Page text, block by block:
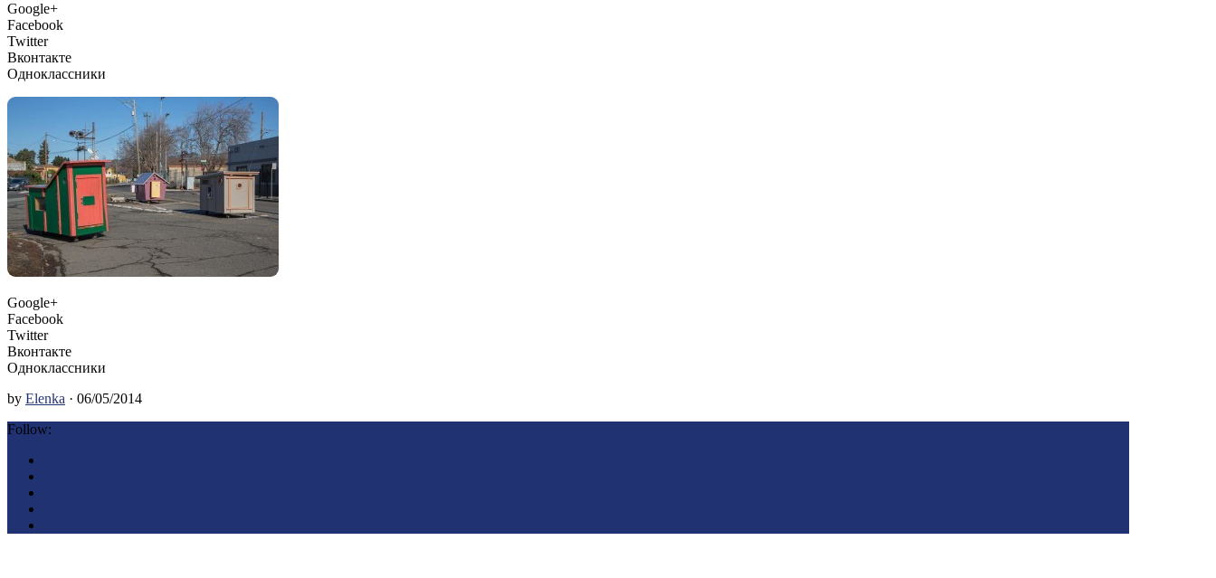
Google+
Facebook
Twitter
Вконтакте
Одноклассники
Google+
Facebook
Twitter
Вконтакте
Одноклассники
by Elenka · 06/05/2014
Follow: